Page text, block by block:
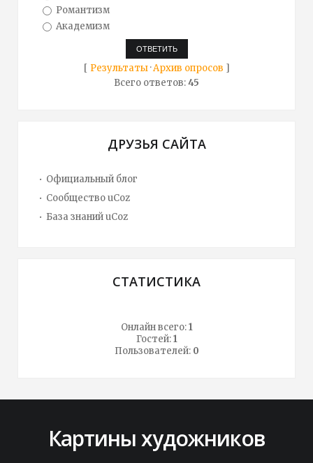
Романтизм
Академизм
[ Результаты·Архив опросов ]
Всего ответов:45
ДРУЗЬЯ САЙТА
Официальный блог
Сообщество uCoz
База знаний uCoz
СТАТИСТИКА
Онлайн всего:1
Гостей:1
Пользователей: 0
Картины художников